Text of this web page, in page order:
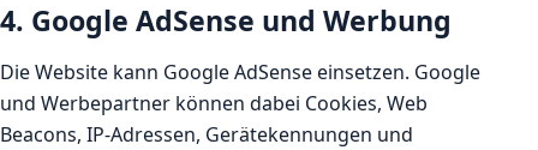
4. Google AdSense und Werbung
Die Website kann Google AdSense einsetzen. Google
und Werbepartner können dabei Cookies, Web
Beacons, IP-Adressen, Gerätekennungen und